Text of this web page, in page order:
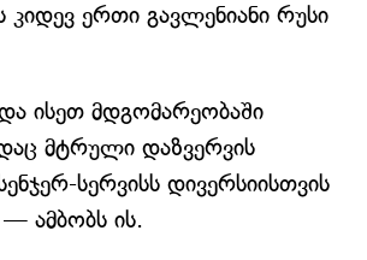
კიდევ ერთი გავლენიანი რუსი
ისეთ მდგომარეობაში
მტრული დაზვერვის
სერვისს დივერსიისთვის
— ამბობს ის.